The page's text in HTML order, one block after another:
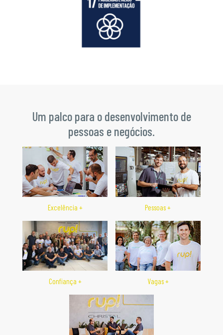
Um palco para o desenvolvimento de
pessoas e negócios.
Excelência + Pessoas+
Confiança + Vagas+